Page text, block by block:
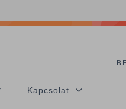
Kapcsolat